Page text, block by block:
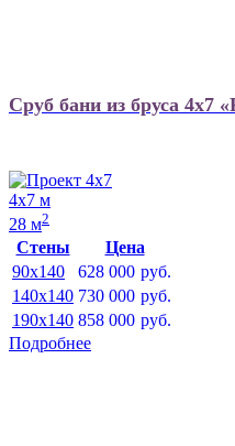
Сруб бани из бруса 4х7
4х7 м
28 м2
Стены
Цена
90x140
628 000 руб.
140x140 730 000 руб.
190x140 858 000 руб.
Подробнее